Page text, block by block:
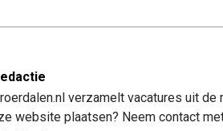
verzamelt vacatures uit de
website plaatsen? Neem contact